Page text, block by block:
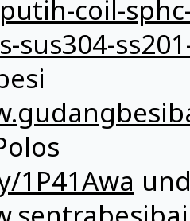
coil-
sus304-
1P41Awa